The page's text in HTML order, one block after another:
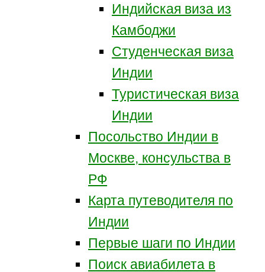
Индийская виза из
Камбоджи
Студенческая виза
Индии
Туристическая виза
Индии
Посольство Индии в
Москве, консульства в
РФ
Карта путеводителя по
Индии
Первые шаги по Индии
Поиск авиабилета в